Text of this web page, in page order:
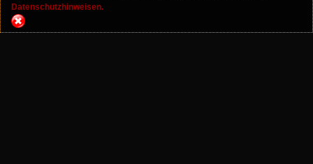
Datenschutzhinweisen.